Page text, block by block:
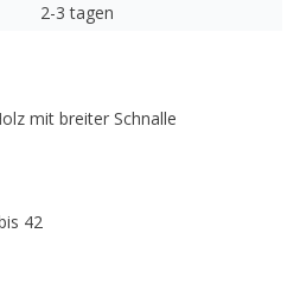
2-3 tagen
mit breiter Schnalle
42